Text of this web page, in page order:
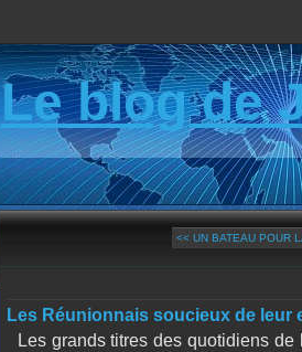
Le blog de
<< UN BATEAU POUR
Les Réunionnais soucieux de leur
Les grands titres des quotidiens de